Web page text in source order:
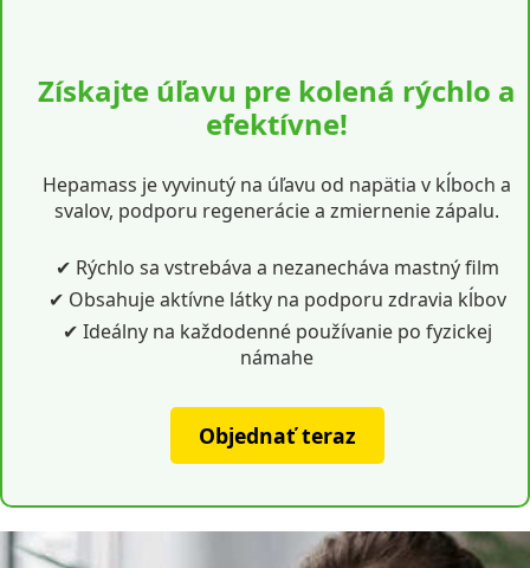
Získajte úľavu pre kolená rýchlo a
efektívne!
Hepamass je vyvinutý na úľavu od napätia v kĺboch a
svalov, podporu regenerácie a zmiernenie zápalu.
✔ Rýchlo sa vstrebáva a nezanecháva mastný film
✔ Obsahuje aktívne látky na podporu zdravia kĺbov
✔ Ideálny na každodenné používanie po fyzickej
námahe
Objednať teraz